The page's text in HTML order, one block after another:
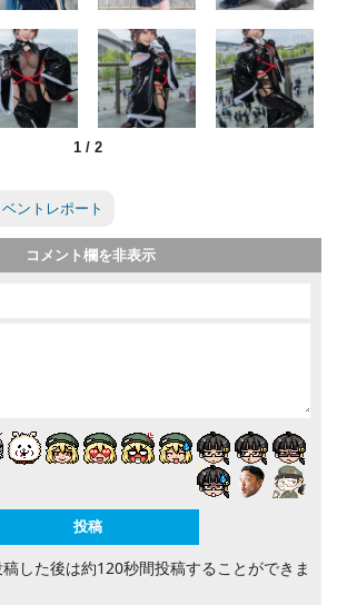
1 / 2
ントレポート
コメント欄を非表示
した後は約120秒間投稿することができま